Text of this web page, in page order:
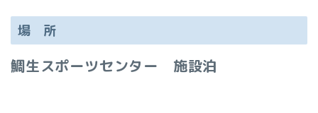
場 所
鯛生スポーツセンター 施設泊